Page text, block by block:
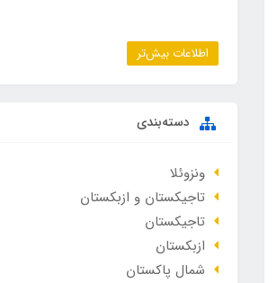
اطلاعات بیش‌تر
دسته‌بندی
ونزوئلا
تاجیکستان و ازبکستان
تاجیکستان
ازبکستان
شمال پاکستان